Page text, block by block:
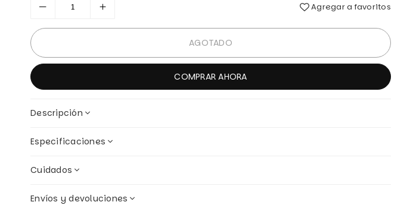
Agregar a favoritos
AGOTADO
COMPRAR AHORA
Descripción
Especificaciones
Cuidados
Envíos y devoluciones